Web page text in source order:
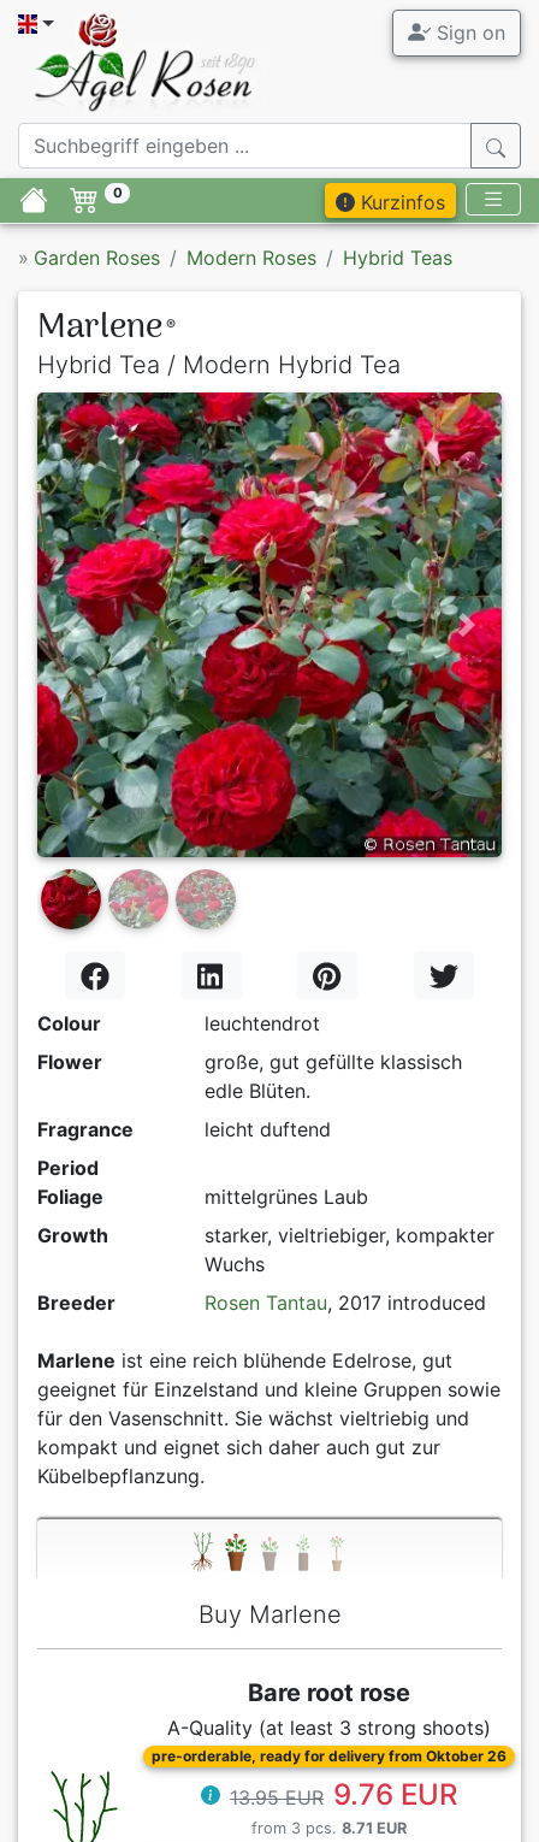
Sign on
0 Kurzinfos
» Garden Roses Modern Roses Hybrid Teas
Marlene ®
Hybrid Tea / Modern Hybrid Tea
Previous Next
Colour
leuchtendrot
Flower
große, gut gefüllte klassisch
edle Blüten.
Fragrance
leicht duftend
Period
Foliage
mittelgrünes Laub
Growth
starker, vieltriebiger, kompakter
Wuchs
Breeder
Rosen Tantau, 2017 introduced
Marlene ist eine reich blühende Edelrose, gut
geeignet für Einzelstand und kleine Gruppen sowie
für den Vasenschnitt. Sie wächst vieltriebig und
kompakt und eignet sich daher auch gut zur
Kübelbepflanzung.
Buy Marlene
Bare root rose
A-Quality (at least 3 strong shoots)
pre-orderable, ready for delivery from Oktober 26
13.95 EUR 9.76 EUR
from 3 pcs.8.71 EUR